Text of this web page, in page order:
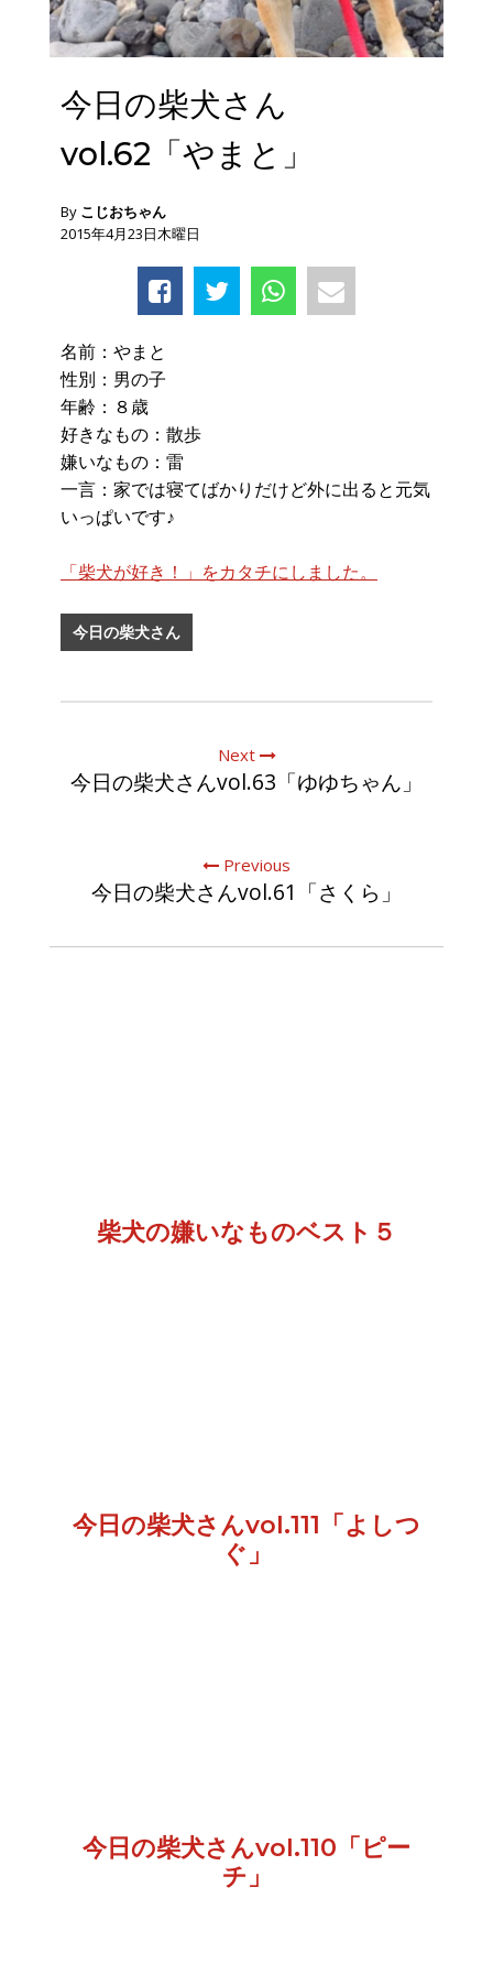
今日の柴犬さん
vol.62「やまと」
By こじおちゃん
2015年4月23日木曜日
名前：やまと
性別：男の子
年齢：８歳
好きなもの：散歩
嫌いなもの：雷
一言：家では寝てばかりだけど外に出ると元気
いっぱいです♪
「柴犬が好き！」をカタチにしました。
今日の柴犬さん
Next
今日の柴犬さんvol.63「ゆゆちゃん」
Previous
今日の柴犬さんvol.61「さくら」
柴犬の嫌いなものベスト５
今日の柴犬さんvol.111「よしつ
ぐ」
今日の柴犬さんvol.110「ピー
チ」